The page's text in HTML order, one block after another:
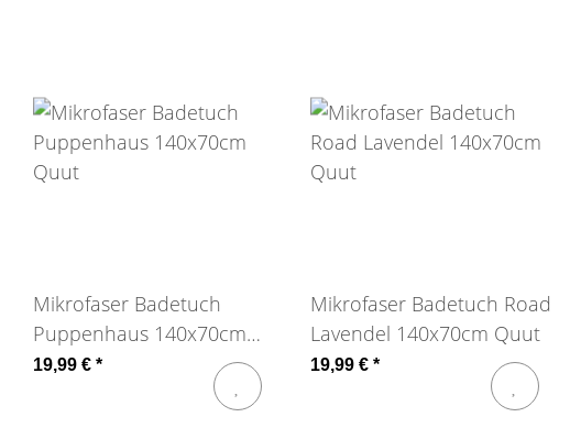
Mikrofaser Badetuch
Puppenhaus 140x70cm
Quut
19,99 € *
Mikrofaser Badetuch Road
Lavendel 140x70cm Quut
19,99 € *